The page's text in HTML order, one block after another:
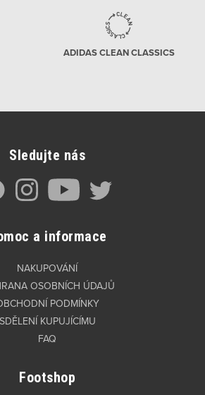
ADIDAS CLEAN CLASSICS
Sledujte nás
a informace
NAKUPOVÁNÍ
OSOBNÍCH ÚDAJŮ
PODMÍNKY
SDĚLENÍ KUPUJÍCÍMU
FAQ
Footshop